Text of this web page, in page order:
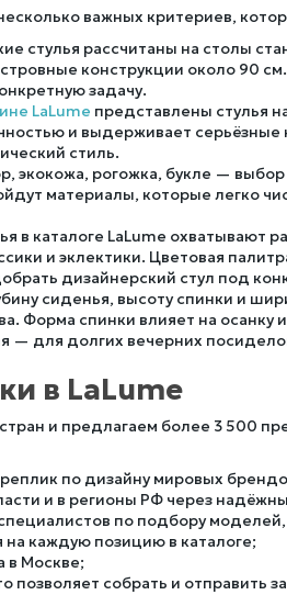
важных критериев,
стулья рассчитаны на столы
конструкции около 90
задачу.
LaLume представлены стулья
и выдерживает серьёзные
стиль.
экокожа, рогожка, букле —
материалы, которые легко
в каталоге LaLume охватывают
и эклектики. Цветовая
дизайнерский стул под
сиденья, высоту спинки и
Форма спинки влияет на
— для долгих вечерних
в LaLume
и предлагаем более 3 500
по дизайну мировых
и в регионы РФ через
по подбору
на каждую позицию в каталоге;
в Москве;
собрать и отправить